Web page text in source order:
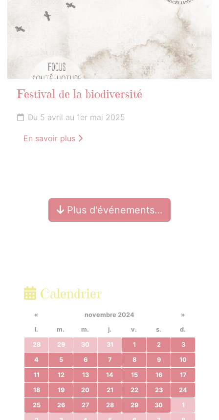
Festival de la biodiversité
Du 5 avril au 1er mai 2025
En savoir plus
Plus d'événements…
Calendrier
« novembre 2024
»
l.
m. m. j. v. s. d.
28 29 30 31 1 2 3
4 5 6 7 8 9 10
11 12 13 14 15 16 17
18 19 20 21 22 23 24
25 26 27 28 29 30 1